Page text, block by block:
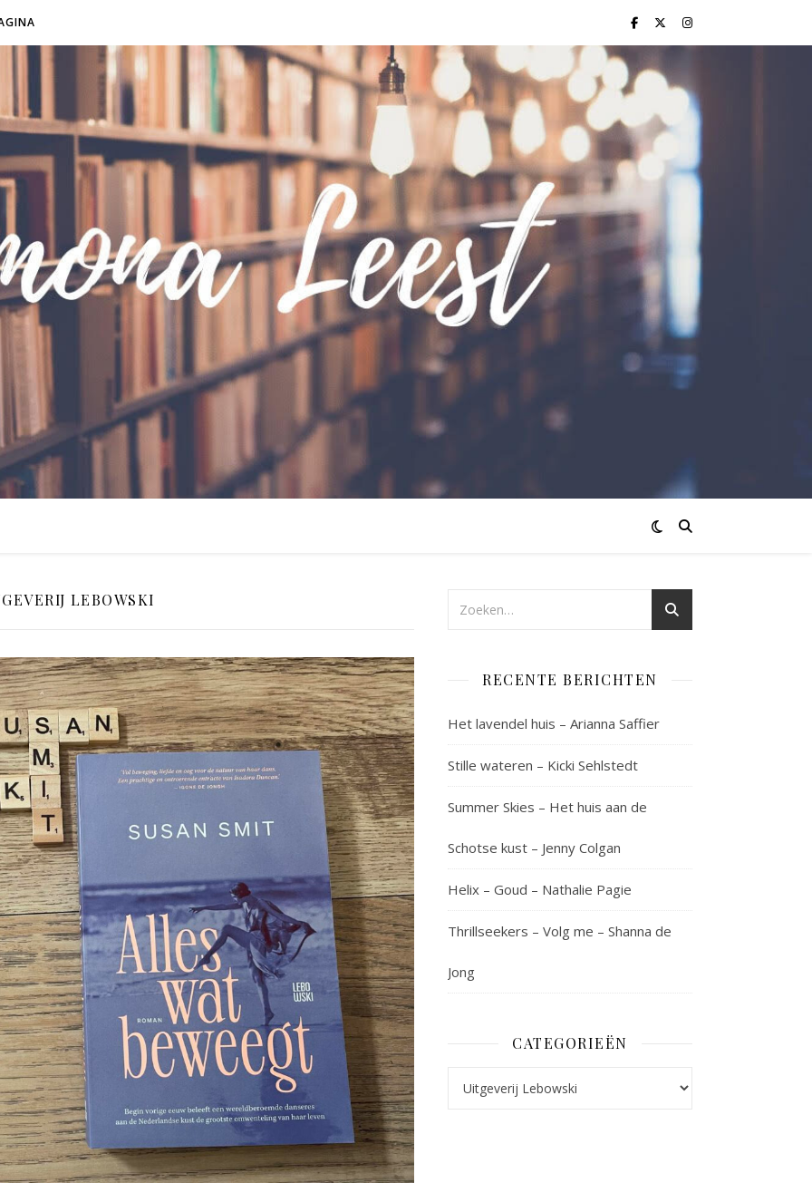
LEBOWSKI
RECENTE BERICHTEN
Het lavendel huis – Arianna Saffier
Stille wateren – Kicki Sehlstedt
Summer Skies – Het huis aan de
Schotse kust – Jenny Colgan
Helix – Goud – Nathalie Pagie
Thrillseekers – Volg me – Shanna de
Jong
CATEGORIEËN